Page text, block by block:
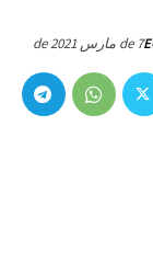
7 de مارس de 2021